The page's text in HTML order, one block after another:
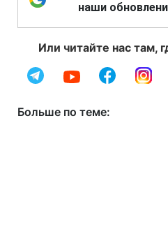
наши
Или читайте нас там,
Больше по теме: